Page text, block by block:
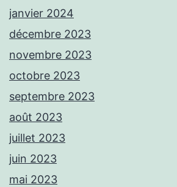
janvier 2024
décembre 2023
novembre 2023
octobre 2023
septembre 2023
août 2023
juillet 2023
juin 2023
mai 2023